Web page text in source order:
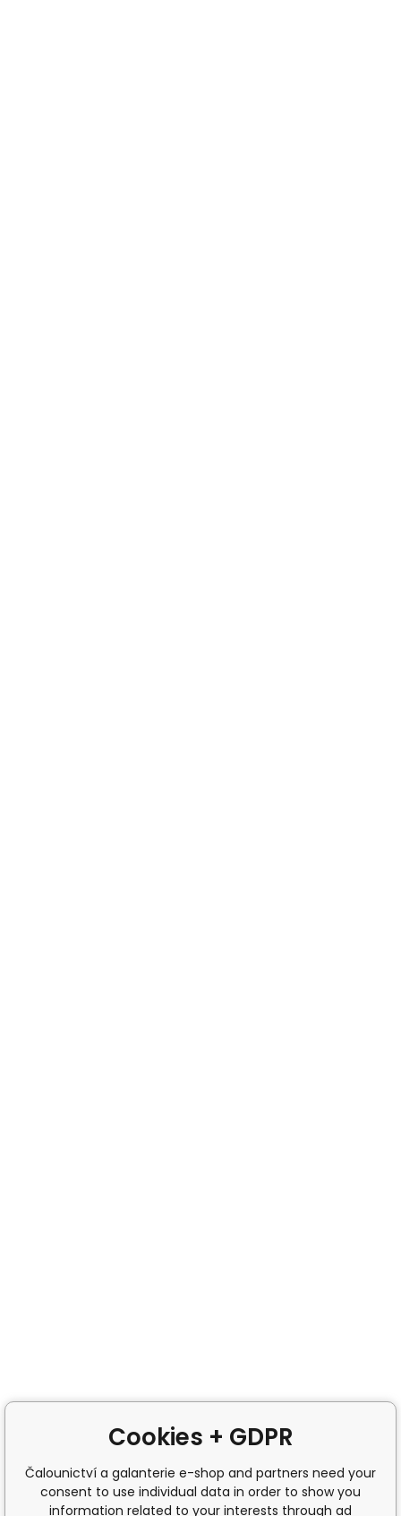
Cookies + GDPR
Čalounictví a galanterie e-shop and partners need your
consent to use individual data in order to show you
information related to your interests through ad